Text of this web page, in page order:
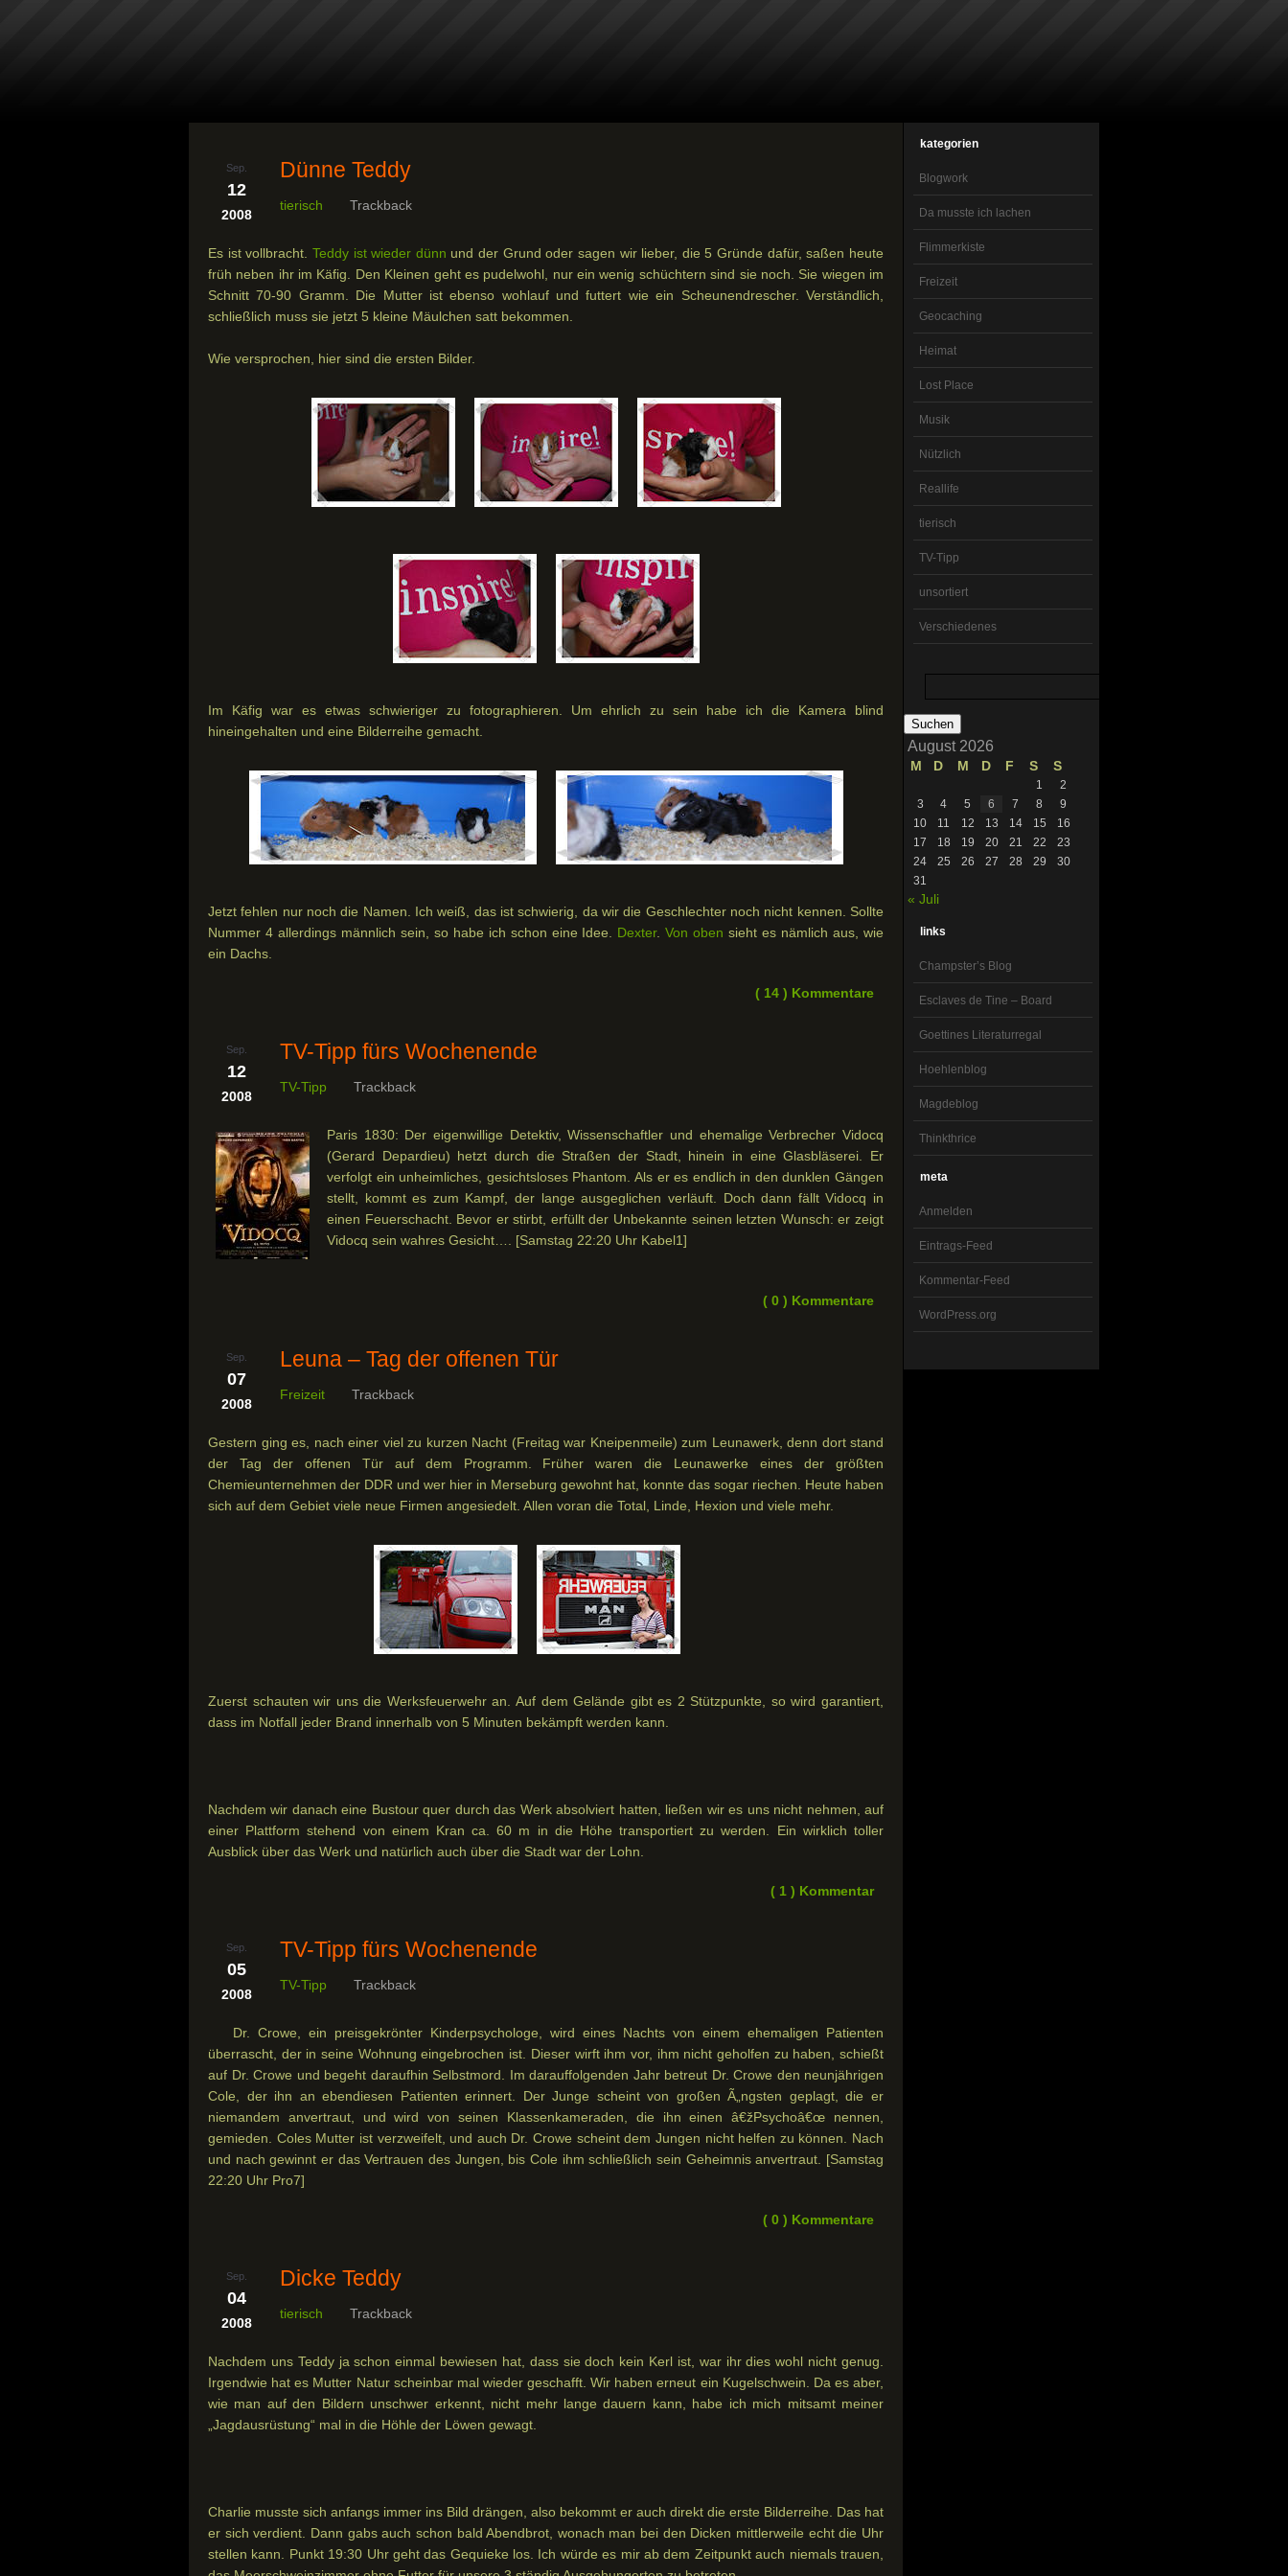
kategorien
Blogwork
Da musste ich lachen
Flimmerkiste
Freizeit
Geocaching
Heimat
Lost Place
Musik
Nützlich
Reallife
tierisch
TV-Tipp
unsortiert
Verschiedenes
August 2026
M D M D F S S
1
2
3
4 5 6 7 8
9
10
11 12 13 14 15
16
17
18 19 20 21 22
23
24
25 26 27 28 29
30
31
« Juli
links
Champster’s Blog
Esclaves de Tine – Board
Goettines Literaturregal
Hoehlenblog
Magdeblog
Thinkthrice
meta
Anmelden
Eintrags-Feed
Kommentar-Feed
WordPress.org
Sep.
12
2008
Dünne Teddy
tierisch Trackback
Es ist vollbracht. Teddy ist wieder dünn und der Grund oder sagen wir lieber, die 5 Gründe dafür, saßen heute
früh neben ihr im Käfig. Den Kleinen geht es pudelwohl, nur ein wenig schüchtern sind sie noch. Sie wiegen im
Schnitt 70-90 Gramm. Die Mutter ist ebenso wohlauf und futtert wie ein Scheunendrescher. Verständlich,
schließlich muss sie jetzt 5 kleine Mäulchen satt bekommen.
Wie versprochen, hier sind die ersten Bilder.
Im Käfig war es etwas schwieriger zu fotographieren. Um ehrlich zu sein habe ich die Kamera blind
hineingehalten und eine Bilderreihe gemacht.
Jetzt fehlen nur noch die Namen. Ich weiß, das ist schwierig, da wir die Geschlechter noch nicht kennen. Sollte
Nummer 4 allerdings männlich sein, so habe ich schon eine Idee. Dexter.Von oben sieht es nämlich aus, wie
ein Dachs.
( 14 ) Kommentare
Sep.
12
2008
TV-Tipp fürs Wochenende
TV-Tipp Trackback
Paris 1830: Der eigenwillige Detektiv, Wissenschaftler und ehemalige Verbrecher Vidocq
(Gerard Depardieu) hetzt durch die Straßen der Stadt, hinein in eine Glasbläserei. Er
verfolgt ein unheimliches, gesichtsloses Phantom. Als er es endlich in den dunklen Gängen
stellt, kommt es zum Kampf, der lange ausgeglichen verläuft. Doch dann fällt Vidocq in
einen Feuerschacht. Bevor er stirbt, erfüllt der Unbekannte seinen letzten Wunsch: er zeigt
Vidocq sein wahres Gesicht…. [Samstag 22:20 Uhr Kabel1]
( 0 ) Kommentare
Sep.
07
2008
Leuna – Tag der offenen Tür
Freizeit Trackback
Gestern ging es, nach einer viel zu kurzen Nacht (Freitag war Kneipenmeile) zum Leunawerk, denn dort stand
der Tag der offenen Tür auf dem Programm. Früher waren die Leunawerke eines der größten
Chemieunternehmen der DDR und wer hier in Merseburg gewohnt hat, konnte das sogar riechen. Heute haben
sich auf dem Gebiet viele neue Firmen angesiedelt. Allen voran die Total, Linde, Hexion und viele mehr.
Zuerst schauten wir uns die Werksfeuerwehr an. Auf dem Gelände gibt es 2 Stützpunkte, so wird garantiert,
dass im Notfall jeder Brand innerhalb von 5 Minuten bekämpft werden kann.
Nachdem wir danach eine Bustour quer durch das Werk absolviert hatten, ließen wir es uns nicht nehmen, auf
einer Plattform stehend von einem Kran ca. 60 m in die Höhe transportiert zu werden. Ein wirklich toller
Ausblick über das Werk und natürlich auch über die Stadt war der Lohn.
( 1 ) Kommentar
Sep.
05
2008
TV-Tipp fürs Wochenende
TV-Tipp Trackback
Dr. Crowe, ein preisgekrönter Kinderpsychologe, wird eines Nachts von einem ehemaligen Patienten
überrascht, der in seine Wohnung eingebrochen ist. Dieser wirft ihm vor, ihm nicht geholfen zu haben, schießt
auf Dr. Crowe und begeht daraufhin Selbstmord. Im darauffolgenden Jahr betreut Dr. Crowe den neunjährigen
Cole, der ihn an ebendiesen Patienten erinnert. Der Junge scheint von großen Ã„ngsten geplagt, die er
niemandem anvertraut, und wird von seinen Klassenkameraden, die ihn einen â€žPsychoâ€œ nennen,
gemieden. Coles Mutter ist verzweifelt, und auch Dr. Crowe scheint dem Jungen nicht helfen zu können. Nach
und nach gewinnt er das Vertrauen des Jungen, bis Cole ihm schließlich sein Geheimnis anvertraut. [Samstag
22:20 Uhr Pro7]
( 0 ) Kommentare
Sep.
04
2008
Dicke Teddy
tierisch Trackback
Nachdem uns Teddy ja schon einmal bewiesen hat, dass sie doch kein Kerl ist, war ihr dies wohl nicht genug.
Irgendwie hat es Mutter Natur scheinbar mal wieder geschafft. Wir haben erneut ein Kugelschwein. Da es aber,
wie man auf den Bildern unschwer erkennt, nicht mehr lange dauern kann, habe ich mich mitsamt meiner
„Jagdausrüstung“ mal in die Höhle der Löwen gewagt.
Charlie musste sich anfangs immer ins Bild drängen, also bekommt er auch direkt die erste Bilderreihe. Das hat
er sich verdient. Dann gabs auch schon bald Abendbrot, wonach man bei den Dicken mittlerweile echt die Uhr
stellen kann. Punkt 19:30 Uhr geht das Gequieke los. Ich würde es mir ab dem Zeitpunkt auch niemals trauen,